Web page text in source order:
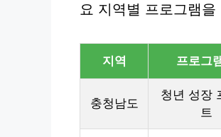
요 지역별 프로그램
지역 프로그
충청남도
청년 성장
트